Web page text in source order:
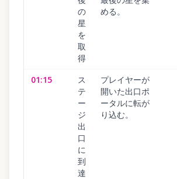
の
星
を
取
得
める。
01:15
ス
テ
ー
ジ
出
口
に
到
達
プレイヤーが
開いた出口ポ
ータルに転が
り込む。